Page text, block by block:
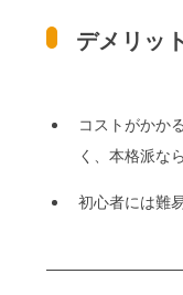
デメリット
コストがかか
く、本格派な
初心者には難